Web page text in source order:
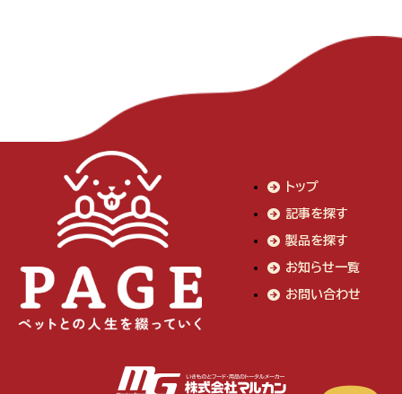
トップ
記事を探す
製品を探す
お知らせ一覧
お問い合わせ